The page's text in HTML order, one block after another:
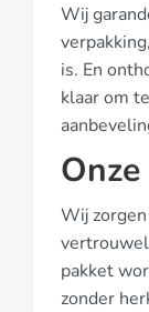
Wij
is. En
klaar om
Wij
pakket
zonder